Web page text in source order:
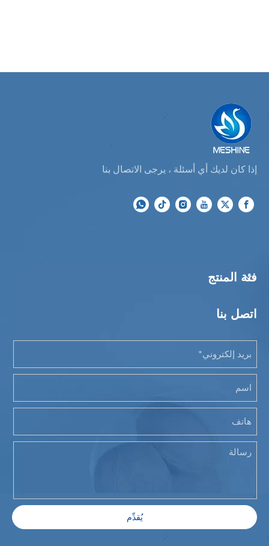
إذا كان لديك أي أسئلة ، يرجى الاتصال بنا
فئة المنتج
اتصل بنا
يُقدِّم